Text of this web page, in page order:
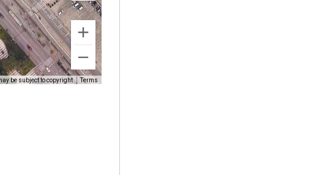
be subject to copyright Terms